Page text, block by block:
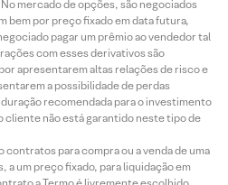
mercado de opções, são negociados
bem por preço fixado em data futura,
pagar um prêmio ao vendedor tal
com esses derivativos são
apresentarem altas relações de risco e
a possibilidade de perdas
recomendada para o investimento
cliente não está garantido neste tipo de
para compra ou a venda de uma
a um preço fixado, para liquidação em